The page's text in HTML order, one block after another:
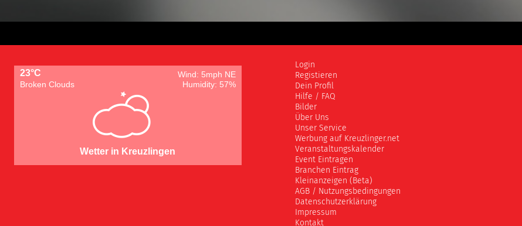
23°C
Wind: 5mph NE
Broken Clouds
Humidity: 57%
Wetter in Kreuzlingen
Login
Registieren
Dein Profil
Hilfe / FAQ
Bilder
Über Uns
Unser Service
Werbung auf Kreuzlinger.net
Veranstaltungskalender
Event Eintragen
Branchen Eintrag
Kleinanzeigen (Beta)
AGB / Nutzungsbedingungen
Datenschutzerklärung
Impressum
Kontakt